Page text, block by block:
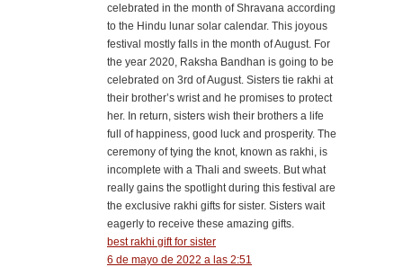
celebrated in the month of Shravana according
to the Hindu lunar solar calendar. This joyous
festival mostly falls in the month of August. For
the year 2020, Raksha Bandhan is going to be
celebrated on 3rd of August. Sisters tie rakhi at
their brother’s wrist and he promises to protect
her. In return, sisters wish their brothers a life
full of happiness, good luck and prosperity. The
ceremony of tying the knot, known as rakhi, is
incomplete with a Thali and sweets. But what
really gains the spotlight during this festival are
the exclusive rakhi gifts for sister. Sisters wait
eagerly to receive these amazing gifts.
best rakhi gift for sister
6 de mayo de 2022 a las 2:51